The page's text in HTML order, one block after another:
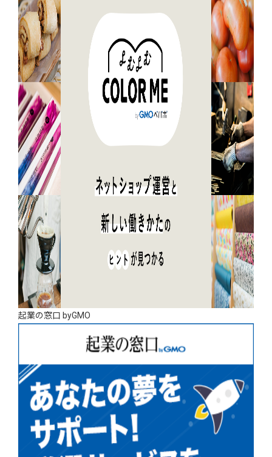
起業の窓口 byGMO